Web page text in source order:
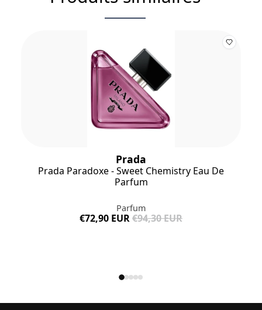
Prada
Prada Paradoxe - Sweet Chemistry Eau De
Parfum
Parfum
€72,90 EUR€94,30 EUR